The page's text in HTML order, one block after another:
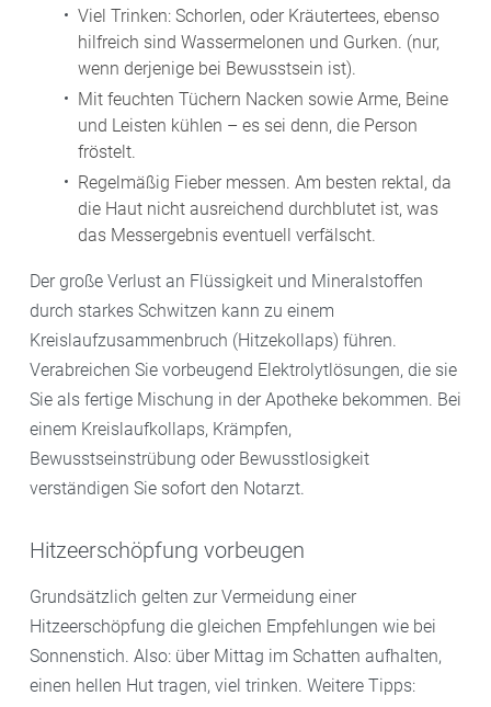
Viel Trinken: Schorlen, oder Kräutertees, ebenso
hilfreich sind Wassermelonen und Gurken. (nur,
wenn derjenige bei Bewusstsein ist).
Mit feuchten Tüchern Nacken sowie Arme, Beine
und Leisten kühlen – es sei denn, die Person
fröstelt.
Regelmäßig Fieber messen. Am besten rektal, da
die Haut nicht ausreichend durchblutet ist, was
das Messergebnis eventuell verfälscht.
Der große Verlust an Flüssigkeit und Mineralstoffen
durch starkes Schwitzen kann zu einem
Kreislaufzusammenbruch (Hitzekollaps) führen.
Verabreichen Sie vorbeugend Elektrolytlösungen, die sie
Sie als fertige Mischung in der Apotheke bekommen. Bei
einem Kreislaufkollaps, Krämpfen,
Bewusstseinstrübung oder Bewusstlosigkeit
verständigen Sie sofort den Notarzt.
Hitzeerschöpfung vorbeugen
Grundsätzlich gelten zur Vermeidung einer
Hitzeerschöpfung die gleichen Empfehlungen wie bei
Sonnenstich. Also: über Mittag im Schatten aufhalten,
einen hellen Hut tragen, viel trinken. Weitere Tipps: